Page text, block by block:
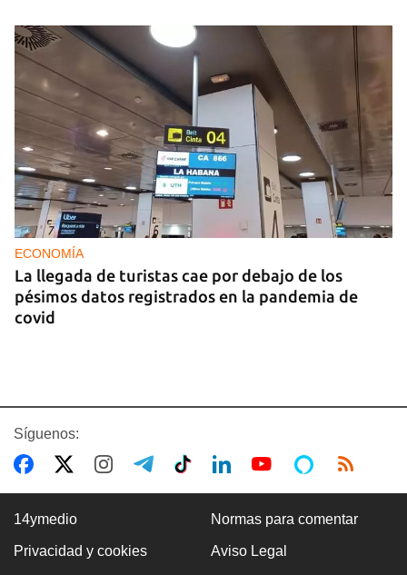
ECONOMÍA
La llegada de turistas cae por debajo de los
pésimos datos registrados en la pandemia de
covid
Síguenos:
14ymedio Normas para comentar
Privacidad y cookies Aviso Legal